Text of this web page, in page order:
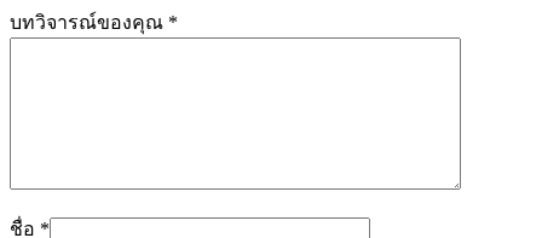
บทวิจารณ์ของคุณ *
ชื่อ *